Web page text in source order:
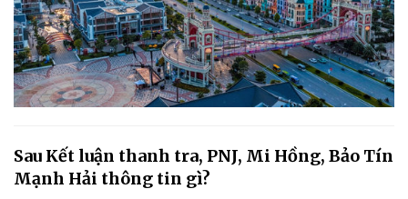
Sau Kết luận thanh tra, PNJ, Mi Hồng, Bảo Tín
Mạnh Hải thông tin gì?